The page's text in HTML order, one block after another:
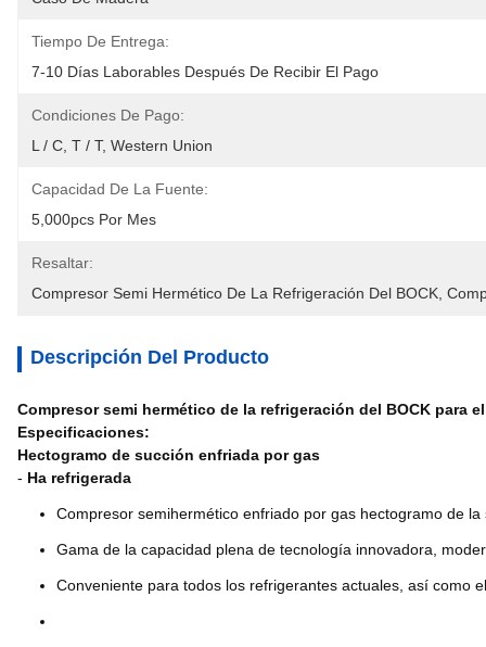
Tiempo De Entrega:
7-10 Días Laborables Después De Recibir El Pago
Condiciones De Pago:
L / C, T / T, Western Union
Capacidad De La Fuente:
5,000pcs Por Mes
Resaltar:
Compresor Semi Hermético De La Refrigeración Del BOCK
Descripción Del Producto
Compresor semi hermético de la refrigeración del BOCK
Especificaciones:
Hectogramo de succión enfriada por gas
- Ha refrigerada
Compresor semihermético enfriado por gas hectogramo de
Gama de la capacidad plena de tecnología innovadora,
Conveniente para todos los refrigerantes actuales, así como